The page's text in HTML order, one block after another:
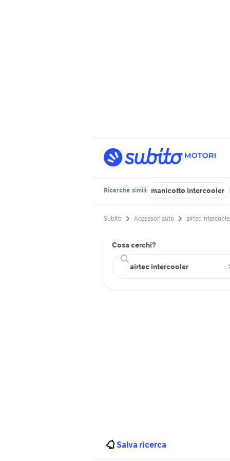
Ricerche simili manicotto intercooler
Subito Accessori auto airtec
Cosa cerchi?
Salva ricerca